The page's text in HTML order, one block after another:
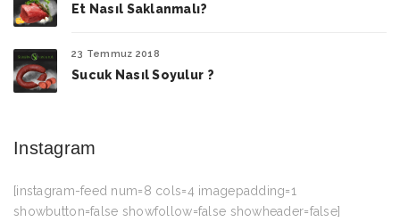
Et Nasıl Saklanmalı?
23 Temmuz 2018
Sucuk Nasıl Soyulur ?
Instagram
[instagram-feed num=8 cols=4 imagepadding=1
showbutton=false showfollow=false showheader=false]